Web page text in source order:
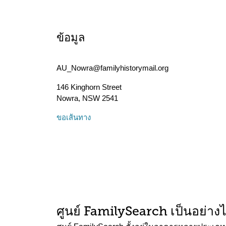
ข้อมูล
AU_Nowra@familyhistorymail.org
146 Kinghorn Street
Nowra, NSW 2541
ขอเส้นทาง
ศูนย์ FamilySearch เป็นอย่าง